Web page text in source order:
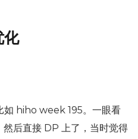
化
如 hiho week 195。一眼看
后直接 DP 上了，当时觉得